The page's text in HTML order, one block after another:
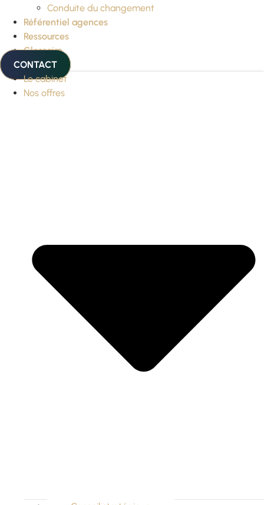
Conduite du changement
Référentiel agences
Ressources
Glossaire
CONTACT
Le cabinet
Nos offres